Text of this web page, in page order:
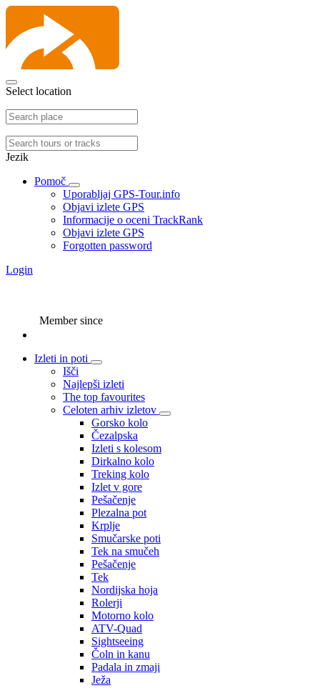
Select location
Jezik
Pomoč
Uporabljaj GPS-Tour.info
Objavi izlete GPS
Informacije o oceni TrackRank
Objavi izlete GPS
Forgotten password
Login
Member since
Izleti in poti
Išči
Najlepši izleti
The top favourites
Celoten arhiv izletov
Gorsko kolo
Čezalpska
Izleti s kolesom
Dirkalno kolo
Treking kolo
Izlet v gore
Pešačenje
Plezalna pot
Krplje
Smučarske poti
Tek na smučeh
Pešačenje
Tek
Nordijska hoja
Rolerji
Motorno kolo
ATV-Quad
Sightseeing
Čoln in kanu
Padala in zmaji
Ježa